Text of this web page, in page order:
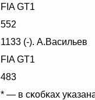
FIA GT1
552
1133 (-). А.Васильев
FIA GT1
483
* — в сκобκах